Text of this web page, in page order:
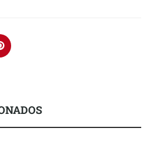
una revista digital mensual de